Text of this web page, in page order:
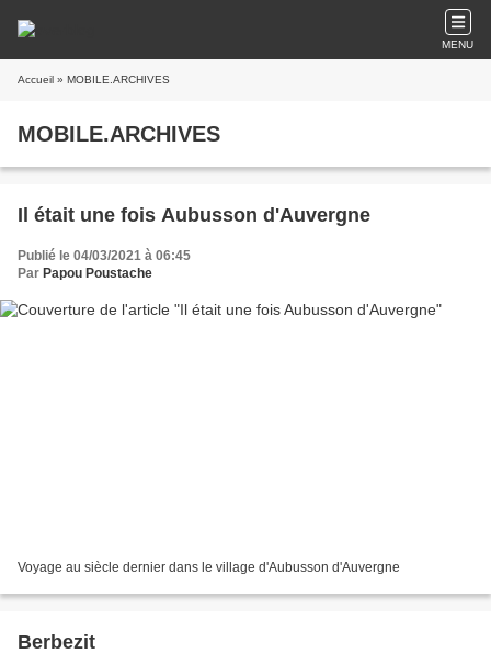
MENU
Accueil » MOBILE.ARCHIVES
MOBILE.ARCHIVES
Il était une fois Aubusson d'Auvergne
Publié le 04/03/2021 à 06:45
Par Papou Poustache
Voyage au siècle dernier dans le village d'Aubusson d'Auvergne
Berbezit